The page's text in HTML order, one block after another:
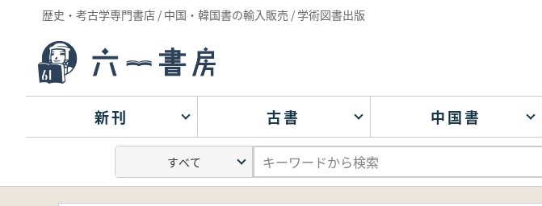
歴史・考古学専門書店 / 中国・韓国書の輸入販売 / 学術図書出版
新刊 古書 中国書